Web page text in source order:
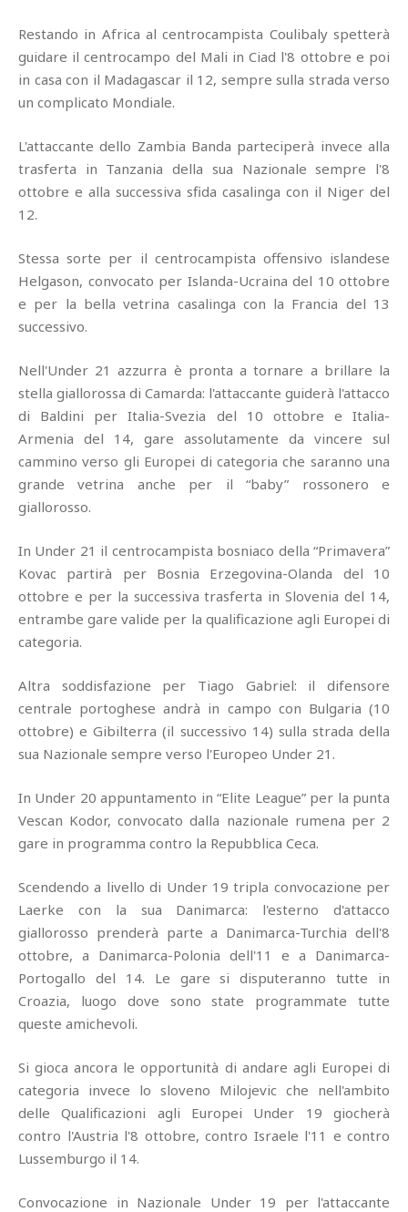
Restando in Africa al centrocampista Coulibaly spetterà
guidare il centrocampo del Mali in Ciad l'8 ottobre e poi
in casa con il Madagascar il 12, sempre sulla strada verso
un complicato Mondiale.
L'attaccante dello Zambia Banda parteciperà invece alla
trasferta in Tanzania della sua Nazionale sempre l'8
ottobre e alla successiva sfida casalinga con il Niger del
12.
Stessa sorte per il centrocampista offensivo islandese
Helgason, convocato per Islanda-Ucraina del 10 ottobre
e per la bella vetrina casalinga con la Francia del 13
successivo.
Nell'Under 21 azzurra è pronta a tornare a brillare la
stella giallorossa di Camarda: l'attaccante guiderà l'attacco
di Baldini per Italia-Svezia del 10 ottobre e Italia-
Armenia del 14, gare assolutamente da vincere sul
cammino verso gli Europei di categoria che saranno una
grande vetrina anche per il “baby” rossonero e
giallorosso.
In Under 21 il centrocampista bosniaco della “Primavera”
Kovac partirà per Bosnia Erzegovina-Olanda del 10
ottobre e per la successiva trasferta in Slovenia del 14,
entrambe gare valide per la qualificazione agli Europei di
categoria.
Altra soddisfazione per Tiago Gabriel: il difensore
centrale portoghese andrà in campo con Bulgaria (10
ottobre) e Gibilterra (il successivo 14) sulla strada della
sua Nazionale sempre verso l'Europeo Under 21.
In Under 20 appuntamento in “Elite League” per la punta
Vescan Kodor, convocato dalla nazionale rumena per 2
gare in programma contro la Repubblica Ceca.
Scendendo a livello di Under 19 tripla convocazione per
Laerke con la sua Danimarca: l'esterno d'attacco
giallorosso prenderà parte a Danimarca-Turchia dell'8
ottobre, a Danimarca-Polonia dell'11 e a Danimarca-
Portogallo del 14. Le gare si disputeranno tutte in
Croazia, luogo dove sono state programmate tutte
queste amichevoli.
Si gioca ancora le opportunità di andare agli Europei di
categoria invece lo sloveno Milojevic che nell'ambito
delle Qualificazioni agli Europei Under 19 giocherà
contro l'Austria l'8 ottobre, contro Israele l'11 e contro
Lussemburgo il 14.
Convocazione in Nazionale Under 19 per l'attaccante